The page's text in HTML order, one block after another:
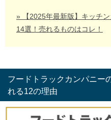
» 【2025年最新版】キッチ
14選！売れるものはコレ！
フードトラックカンパニー
れる12の理由